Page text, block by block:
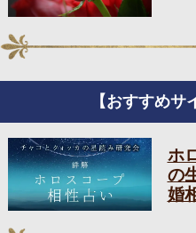
【おすすめ
ホ
の
婚